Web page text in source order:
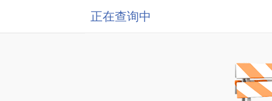
正在查询中